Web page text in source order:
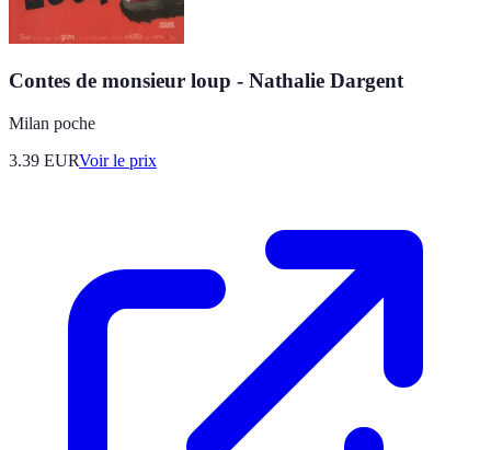
Contes de monsieur loup - Nathalie Dargent
Milan poche
3.39 EURVoir le prix